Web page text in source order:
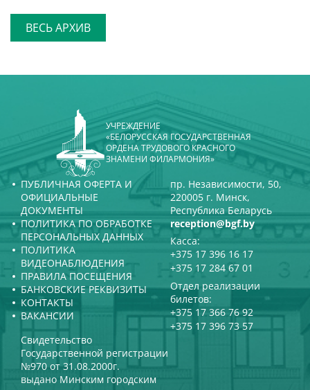
ВЕСЬ АРХИВ
УЧРЕЖДЕНИЕ
«БЕЛОРУССКАЯ ГОСУДАРСТВЕННАЯ
ОРДЕНА ТРУДОВОГО КРАСНОГО
ЗНАМЕНИ ФИЛАРМОНИЯ»
ПУБЛИЧНАЯ ОФЕРТА И
ОФИЦИАЛЬНЫЕ
ДОКУМЕНТЫ
ПОЛИТИКА ПО ОБРАБОТКЕ
ПЕРСОНАЛЬНЫХ ДАННЫХ
ПОЛИТИКА
ВИДЕОНАБЛЮДЕНИЯ
ПРАВИЛА ПОСЕЩЕНИЯ
БАНКОВСКИЕ РЕКВИЗИТЫ
КОНТАКТЫ
ВАКАНСИИ
пр. Независимости, 50,
220005 г. Минск,
Республика Беларусь
reception@bgf.by
Касса:
+375 17 396 16 17
+375 17 284 67 01
Отдел реализации
билетов:
+375 17 366 76 92
+375 17 396 73 57
Свидетельство
Государственной регистрации
№970 от 31.08.2000г.
выдано Минским городским